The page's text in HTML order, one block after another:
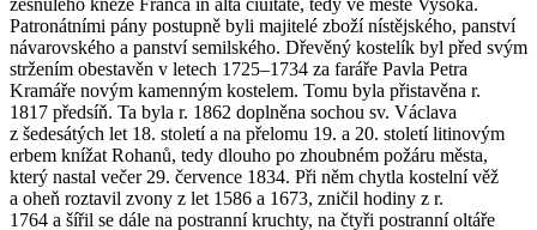
zesnulého kněze Franca in alta ciuitate, tedy ve městě Vysoká.
Patronátními pány postupně byli majitelé zboží nístějského, panství
návarovského a panství semilského. Dřevěný kostelík byl před svým
stržením obestavěn v letech 1725–1734 za faráře Pavla Petra
Kramáře novým kamenným kostelem. Tomu byla přistavěna r.
1817 předsíň. Ta byla r. 1862 doplněna sochou sv. Václava
z šedesátých let 18. století a na přelomu 19. a 20. století litinovým
erbem knížat Rohanů, tedy dlouho po zhoubném požáru města,
který nastal večer 29. července 1834. Při něm chytla kostelní věž
a oheň roztavil zvony z let 1586 a 1673, zničil hodiny z r.
1764 a šířil se dále na postranní kruchty, na čtyři postranní oltáře